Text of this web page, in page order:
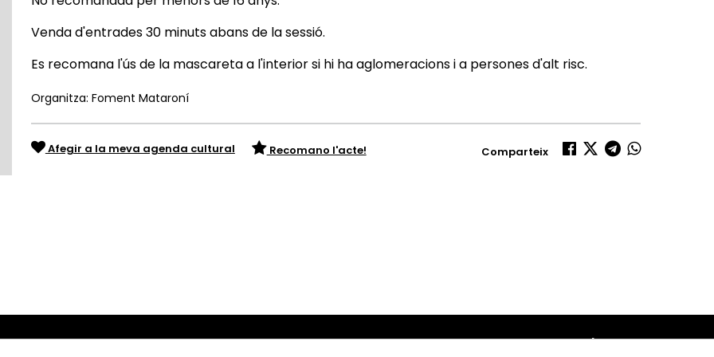
Venda d'entrades 30 minuts abans de la sessió.
Es recomana l'ús de la mascareta a l'interior si hi ha aglomeracions i a persones d'alt risc.
Organitza: Foment Mataroní
Afegir a la meva agenda cultural Recomano l'acte! Comparteix
Amb el suport